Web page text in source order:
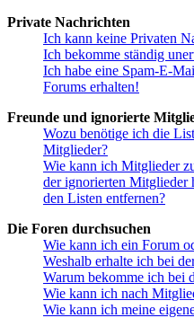
Private Nachrichten
Ich kann keine Privaten
Ich bekomme ständig
Ich habe eine Spam-E-
Forums erhalten!
Freunde und ignorierte
Wozu benötige ich die
Mitglieder?
Wie kann ich Mitglieder
der ignorierten Mitglieder
den Listen entfernen?
Die Foren durchsuchen
Wie kann ich ein Forum
Weshalb erhalte ich bei
Warum bekomme ich bei
Wie kann ich nach
Wie kann ich meine